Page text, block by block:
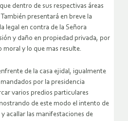
dentro de sus respectivas áreas
presentará en breve la
legal en contra de la Señora
y daño en propiedad privada, por
y lo que mas resulte.
de la casa ejidal, igualmente
por la presidencia
varios predios particulares
de este modo el intento de
acallar las manifestaciones de